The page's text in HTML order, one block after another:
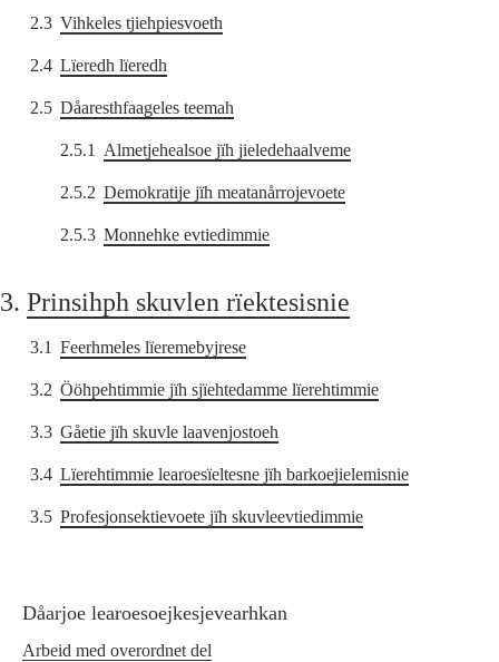
2.3 Vihkeles tjiehpiesvoeth
2.4 Lïeredh lïeredh
2.5 Dåaresthfaageles teemah
2.5.1 Almetjehealsoe jïh jieledehaalveme
2.5.2 Demokratije jïh meatanårrojevoete
2.5.3 Monnehke evtiedimmie
3. Prinsihph skuvlen rïektesisnie
3.1 Feerhmeles lïeremebyjrese
3.2 Ööhpehtimmie jïh sjïehtedamme lïerehtimmie
3.3 Gåetie jïh skuvle laavenjostoeh
3.4 Lïerehtimmie learoesïeltesne jïh barkoejielemisnie
3.5 Profesjonsektievoete jïh skuvleevtiedimmie
Dåarjoe learoesoejkesjevearhkan
Arbeid med overordnet del